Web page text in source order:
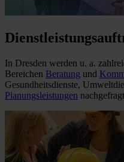
In Dresden werden u. a.
Bereichen Beratung und
Gesundheitsdienste,
Planungsleistungen